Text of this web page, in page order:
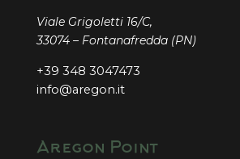
Viale Grigoletti 16/C,
33074 – Fontanafredda (PN)
+39 348 3047473
info@aregon.it
Aregon Point